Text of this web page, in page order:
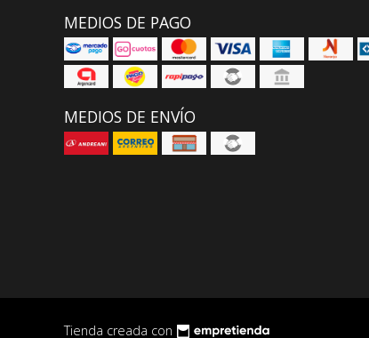
MEDIOS DE PAGO
MEDIOS DE ENVÍO
Tienda creada con